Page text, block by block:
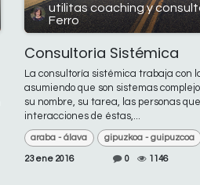
utilitas coaching y
Ferro
Consultoria Sistémica
La consultoría sistémica trabaja con
asumiendo que son sistemas
su nombre, su tarea, las personas
interacciones de éstas,...
araba - álava gipuzkoa - guipuzcoa
23 ene 2016 0 1146